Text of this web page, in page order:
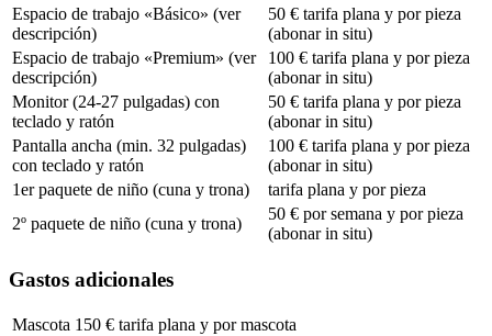
Espacio de trabajo «Básico» (ver
descripción)
50 € tarifa plana y por pieza
(abonar in situ)
Espacio de trabajo «Premium» (ver
descripción)
100 € tarifa plana y por pieza
(abonar in situ)
Monitor (24-27 pulgadas) con
teclado y ratón
50 € tarifa plana y por pieza
(abonar in situ)
Pantalla ancha (min. 32 pulgadas)
con teclado y ratón
100 € tarifa plana y por pieza
(abonar in situ)
1er paquete de niño (cuna y trona)
tarifa plana y por pieza
2º paquete de niño (cuna y trona)
50 € por semana y por pieza
(abonar in situ)
Gastos adicionales
Mascota 150 € tarifa plana y por mascota